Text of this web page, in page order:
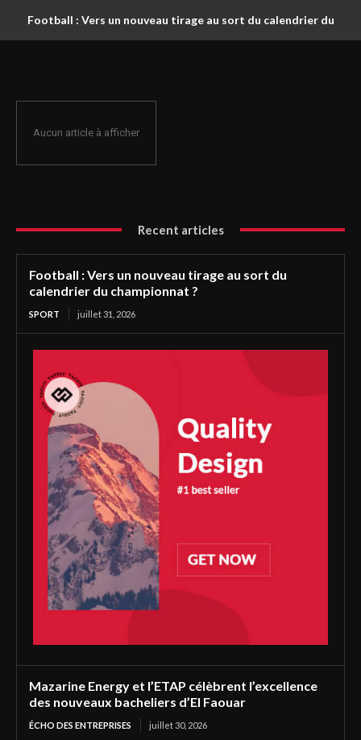
Football : Vers un nouveau tirage au sort du calendrier du
Aucun article à afficher
Recent articles
Football : Vers un nouveau tirage au sort du
calendrier du championnat ?
SPORT juillet 31, 2026
Mazarine Energy et l’ETAP célèbrent l’excellence
des nouveaux bacheliers d’El Faouar
ÉCHO DES ENTREPRISES juillet 30, 2026